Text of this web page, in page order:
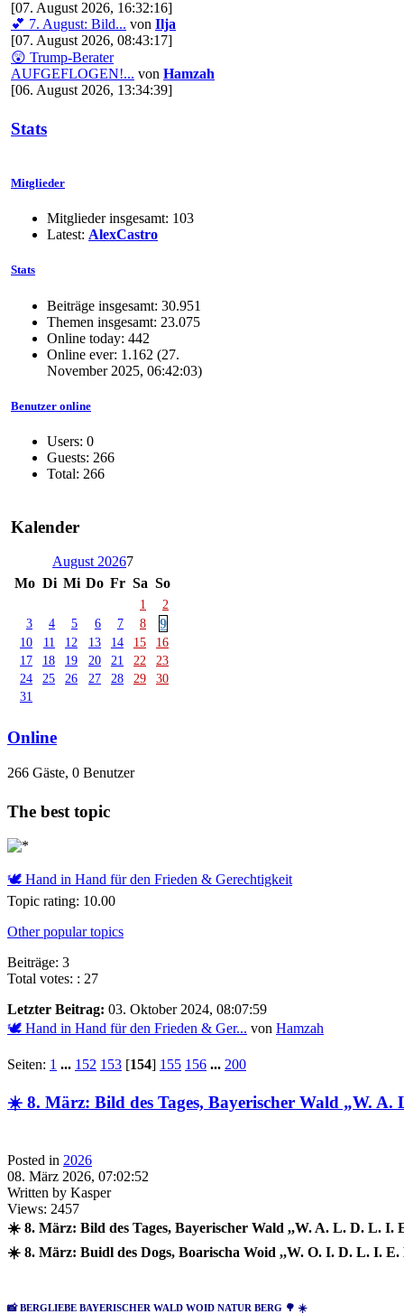
[07. August 2026, 16:32:16]
💕 7. August: Bild... von Ilja
[07. August 2026, 08:43:17]
😲 Trump-Berater
AUFGEFLOGEN!... von Hamzah
[06. August 2026, 13:34:39]
Stats
Mitglieder
Mitglieder insgesamt: 103
Latest: AlexCastro
Stats
Beiträge insgesamt: 30.951
Themen insgesamt: 23.075
Online today: 442
Online ever: 1.162 (27.
November 2025, 06:42:03)
Benutzer online
Users: 0
Guests: 266
Total: 266
Kalender
August 20267
Mo Di Mi Do Fr Sa So
1
2
3
4 5 6 7 8 9
10 11 12 13 14 15
16
17
18 19 20 21 22
23
24
25 26 27 28 29
30
31
Online
266 Gäste, 0 Benutzer
The best topic
🕊 Hand in Hand für den Frieden & Gerechtigkeit
Topic rating: 10.00
Other popular topics
Beiträge: 3
Total votes: : 27
Letzter Beitrag: 03. Oktober 2024, 08:07:59
🕊 Hand in Hand für den Frieden & Ger... von Hamzah
Seiten: 1 ... 152 153 [154] 155 156 ... 200
☀️ 8. März: Bild des Tages, Bayerischer Wald „W.
Posted in 2026
08. März 2026, 07:02:52
Written by Kasper
Views: 2457
☀️ 8. März: Bild des Tages, Bayerischer Wald ,,W. A. L. D. L.
☀️ 8. März: Buidl des Dogs, Boarischa Woid ,,W. O. I. D. L. I.
📸 BERGLIEBE BAYERISCHER WALD WOID NATUR BERG 🌳 ☀️